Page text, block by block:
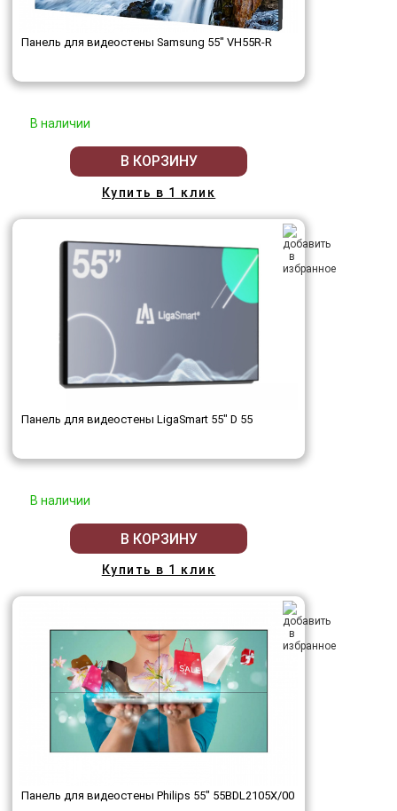
Панель для видеостены Samsung 55" VH55R-R
В наличии
В КОРЗИНУ
Купить в 1 клик
Панель для видеостены LigaSmart 55" D 55
В наличии
В КОРЗИНУ
Купить в 1 клик
Панель для видеостены Philips 55" 55BDL2105X/00